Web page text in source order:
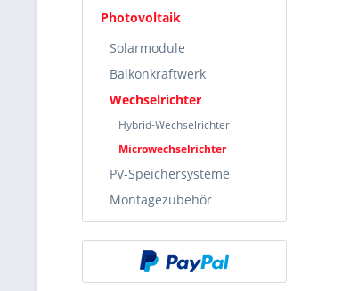
Photovoltaik
Solarmodule
Balkonkraftwerk
Wechselrichter
Hybrid-Wechselrichter
Microwechselrichter
PV-Speichersysteme
Montagezubehör